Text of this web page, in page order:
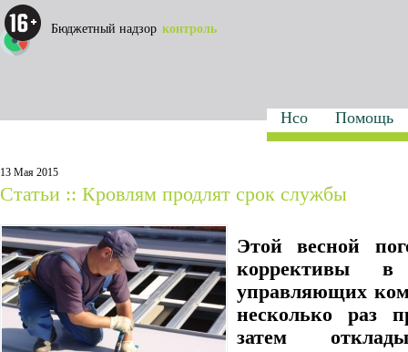
Нсо Помощь
Бюджетный надзор контроль
13 Мая 2015
Статьи :: Кровлям продлят срок службы
Этой весной
коррективы
управляющих
несколько раз
затем